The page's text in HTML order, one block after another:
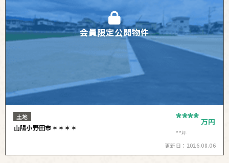
会員限定公開物件
土地
山陽小野田市＊＊＊＊ **** 万円
**坪
更新日： 2026.08.06